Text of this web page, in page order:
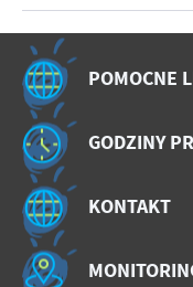
POMOCNE
GODZINY
KONTAKT